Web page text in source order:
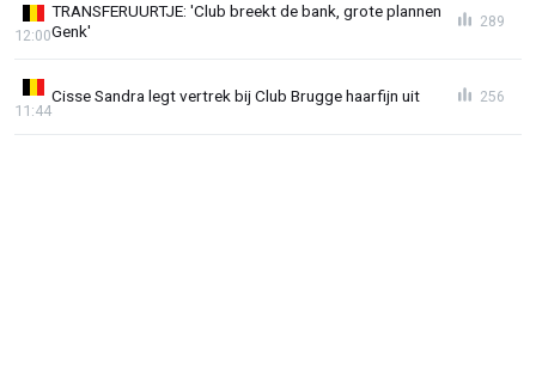
TRANSFERUURTJE: 'Club breekt de bank, grote plannen
Genk'
12:00
289
Cisse Sandra legt vertrek bij Club Brugge haarfijn uit
11:44
256